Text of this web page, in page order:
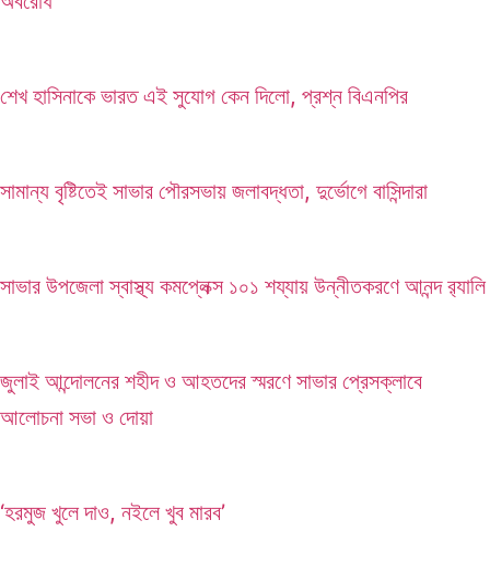
শেখ হাসিনাকে ভারত এই সুযোগ কেন দিলো, প্রশ্ন বিএনপির
সামান্য বৃষ্টিতেই সাভার পৌরসভায় জলাবদ্ধতা, দুর্ভোগে বাসিন্দারা
সাভার উপজেলা স্বাস্থ্য কমপ্লেক্স ১০১ শয্যায় উন্নীতকরণে আনন্দ র‍্যালি
জুলাই আন্দোলনের শহীদ ও আহতদের স্মরণে সাভার প্রেসক্লাবে
আলোচনা সভা ও দোয়া
‘হরমুজ খুলে দাও, নইলে খুব মারব’